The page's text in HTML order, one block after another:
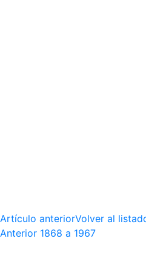
Artículo anteriorVolver al
Anterior 1868 a 1967